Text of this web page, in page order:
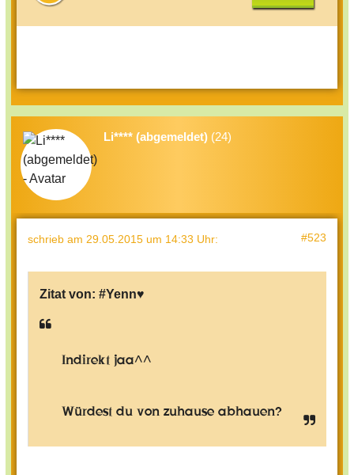
Li**** (abgemeldet) (24)
schrieb am 29.05.2015 um 14:33 Uhr: #523
Zitat von: #Yenn♥
Indirekt jaa^^
Würdest du von zuhause abhauen?